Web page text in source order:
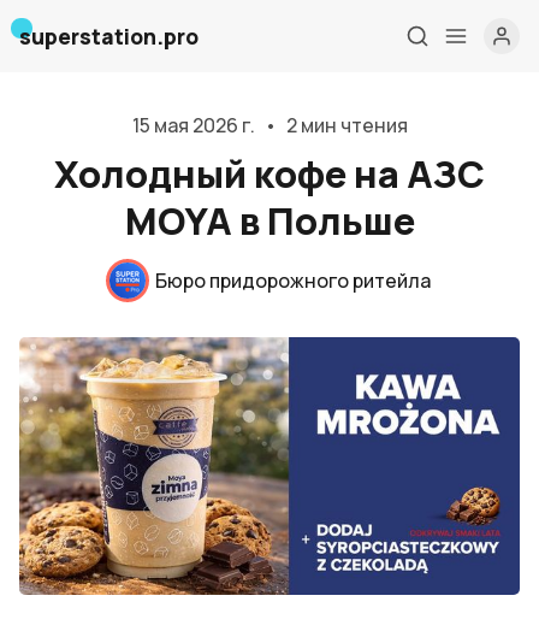
Главная
О нас
Дизайн и проектирование
Консалтинг и обучение
Блог
superstation.pro
15 мая 2026 г. • 2 мин чтения
Холодный кофе на АЗС
MOYA в Польше
Бюро придорожного ритейла